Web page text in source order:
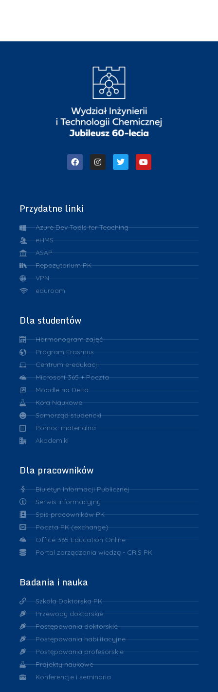
Przydatne linki
Azure Dev Tools for Teaching
eHMS
ASAP
Repozytorium PK
VPN
eduroam
Dla studentów
Harmonogram zajęć
Program Erasmus
Centrum e-edukacji
Microsoft 365 + Poczta
Moodle na Delta
Koła Naukowe
Samorząd studencki
Pomoc materialna
Akademiki
Dla pracowników
Biuletyn Informacji Publicznej
Serwis informacyjny
Spis pracowników PK
Poczta PK (exchange)
Office 365 Education Online
Portal zarządzania wiedzą - CRIS PK
Badania i nauka
Szkoła Doktorska PK
Przewody doktorskie
Postępowania doktorskie
Postępowania habilitacyjne
Postępowania profesorskie
Projekty naukowe
Konferencje i seminaria